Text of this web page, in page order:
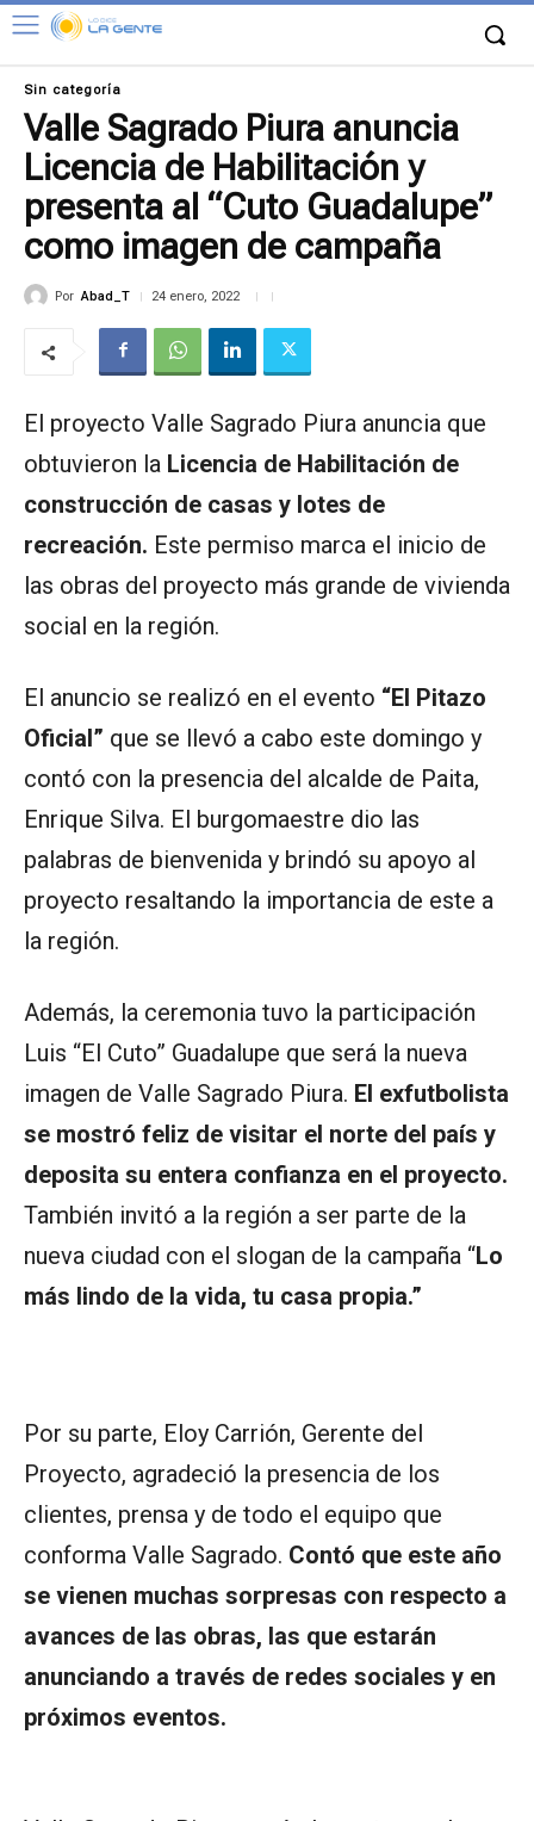
Sin categoría
Valle Sagrado Piura anuncia
Licencia de Habilitación y
presenta al “Cuto Guadalupe”
como imagen de campaña
Por Abad_T 24 enero, 2022
El proyecto Valle Sagrado Piura anuncia que
obtuvieron la Licencia de Habilitación de
construcción de casas y lotes de
recreación. Este permiso marca el inicio de
las obras del proyecto más grande de vivienda
social en la región.
El anuncio se realizó en el evento “El Pitazo
Oficial” que se llevó a cabo este domingo y
contó con la presencia del alcalde de Paita,
Enrique Silva. El burgomaestre dio las
palabras de bienvenida y brindó su apoyo al
proyecto resaltando la importancia de este a
la región.
Además, la ceremonia tuvo la participación
Luis “El Cuto” Guadalupe que será la nueva
imagen de Valle Sagrado Piura. El exfutbolista
se mostró feliz de visitar el norte del país y
deposita su entera confianza en el proyecto.
También invitó a la región a ser parte de la
nueva ciudad con el slogan de la campaña “Lo
más lindo de la vida, tu casa propia.”
Por su parte, Eloy Carrión, Gerente del
Proyecto, agradeció la presencia de los
clientes, prensa y de todo el equipo que
conforma Valle Sagrado. Contó que este año
se vienen muchas sorpresas con respecto a
avances de las obras, las que estarán
anunciando a través de redes sociales y en
próximos eventos.